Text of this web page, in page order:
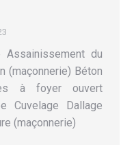
Assainissement du
(maçonnerie) Béton
à foyer ouvert
Cuvelage Dallage
(maçonnerie)